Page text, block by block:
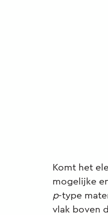
Komt het
mogelijke
p-type
vlak boven